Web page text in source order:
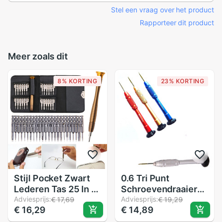
Stel een vraag over het product
Rapporteer dit product
Meer zoals dit
8% KORTING
Stijl Pocket Zwart
Lederen Tas 25 In 1
Schroevendraaier
Set Mobiele
Adviesprijs:€ 17,69
€ 16,29
23% KORTING
0.6 Tri Punt
Schroevendraaier
Reparatie Triwing
Tool Voor Iphone 7 7
Adviesprijs:€ 19,29
€ 14,89